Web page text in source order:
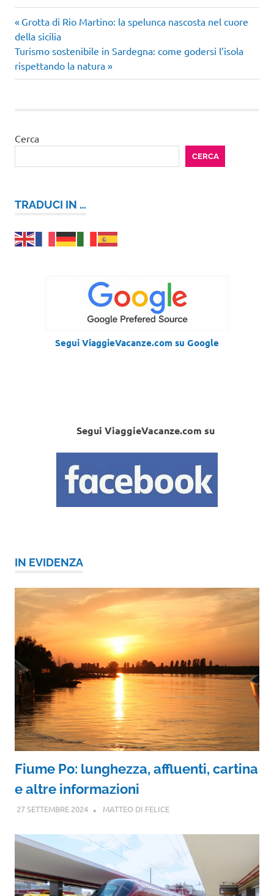
Navigazione
articoli
Articolo
precedente:
Grotta di Rio Martino: la spelunca nascosta nel cuore
della sicilia
Articolo
successivo:
Turismo sostenibile in Sardegna: come godersi l’isola
rispettando la natura
Cerca
CERCA
TRADUCI IN …
Segui ViaggieVacanze.com su Google
Segui ViaggieVacanze.com su
IN EVIDENZA
Fiume Po: lunghezza, affluenti, cartina
e altre informazioni
27 SETTEMBRE 2024 MATTEO DI FELICE